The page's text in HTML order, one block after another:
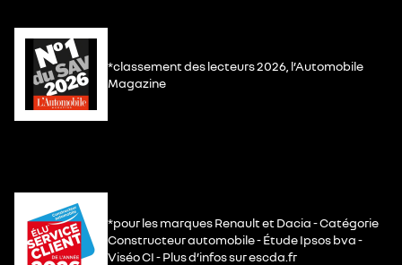
*classement des lecteurs 2026, l’Automobile
Magazine
*pour les marques Renault et Dacia - Catégorie
Constructeur automobile - Étude Ipsos bva -
Viséo CI - Plus d’infos sur escda.fr